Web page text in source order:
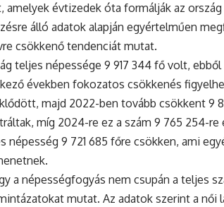
amelyek évtizedek óta formálják az ország
álló adatok alapján egyértelműen
csökkenő tendenciát mutat.
teljes népessége 9 917 344 fő volt,
években fokozatos csökkenés
majd 2022-ben tovább csökkent 9
míg 2024-re ez a szám 9 765 254-
népesség 9 721 685 főre csökken, ami
a népességfogyás nem csupán a teljes
mutat. Az adatok szerint a